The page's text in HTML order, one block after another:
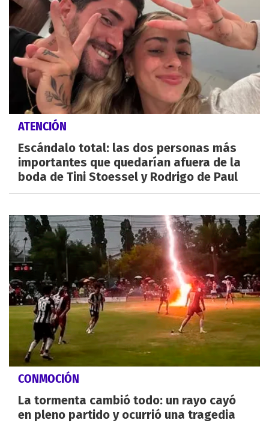
ATENCIÓN
Escándalo total: las dos personas más
importantes que quedarían afuera de la
boda de Tini Stoessel y Rodrigo de Paul
CONMOCIÓN
La tormenta cambió todo: un rayo cayó
en pleno partido y ocurrió una tragedia